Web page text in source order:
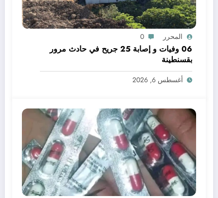
المحرر 0
06 وفيات و إصابة 25 جريح في حادث مرور
بقسنطينة
أغسطس 6, 2026